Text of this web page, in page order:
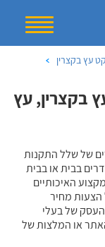
עץ בקצרין
בקצרין, עץ
של שלל התקנות
בבית או בבית
האיכותיים
הצעות מחיר
העסק של בעלי
או המלצות של